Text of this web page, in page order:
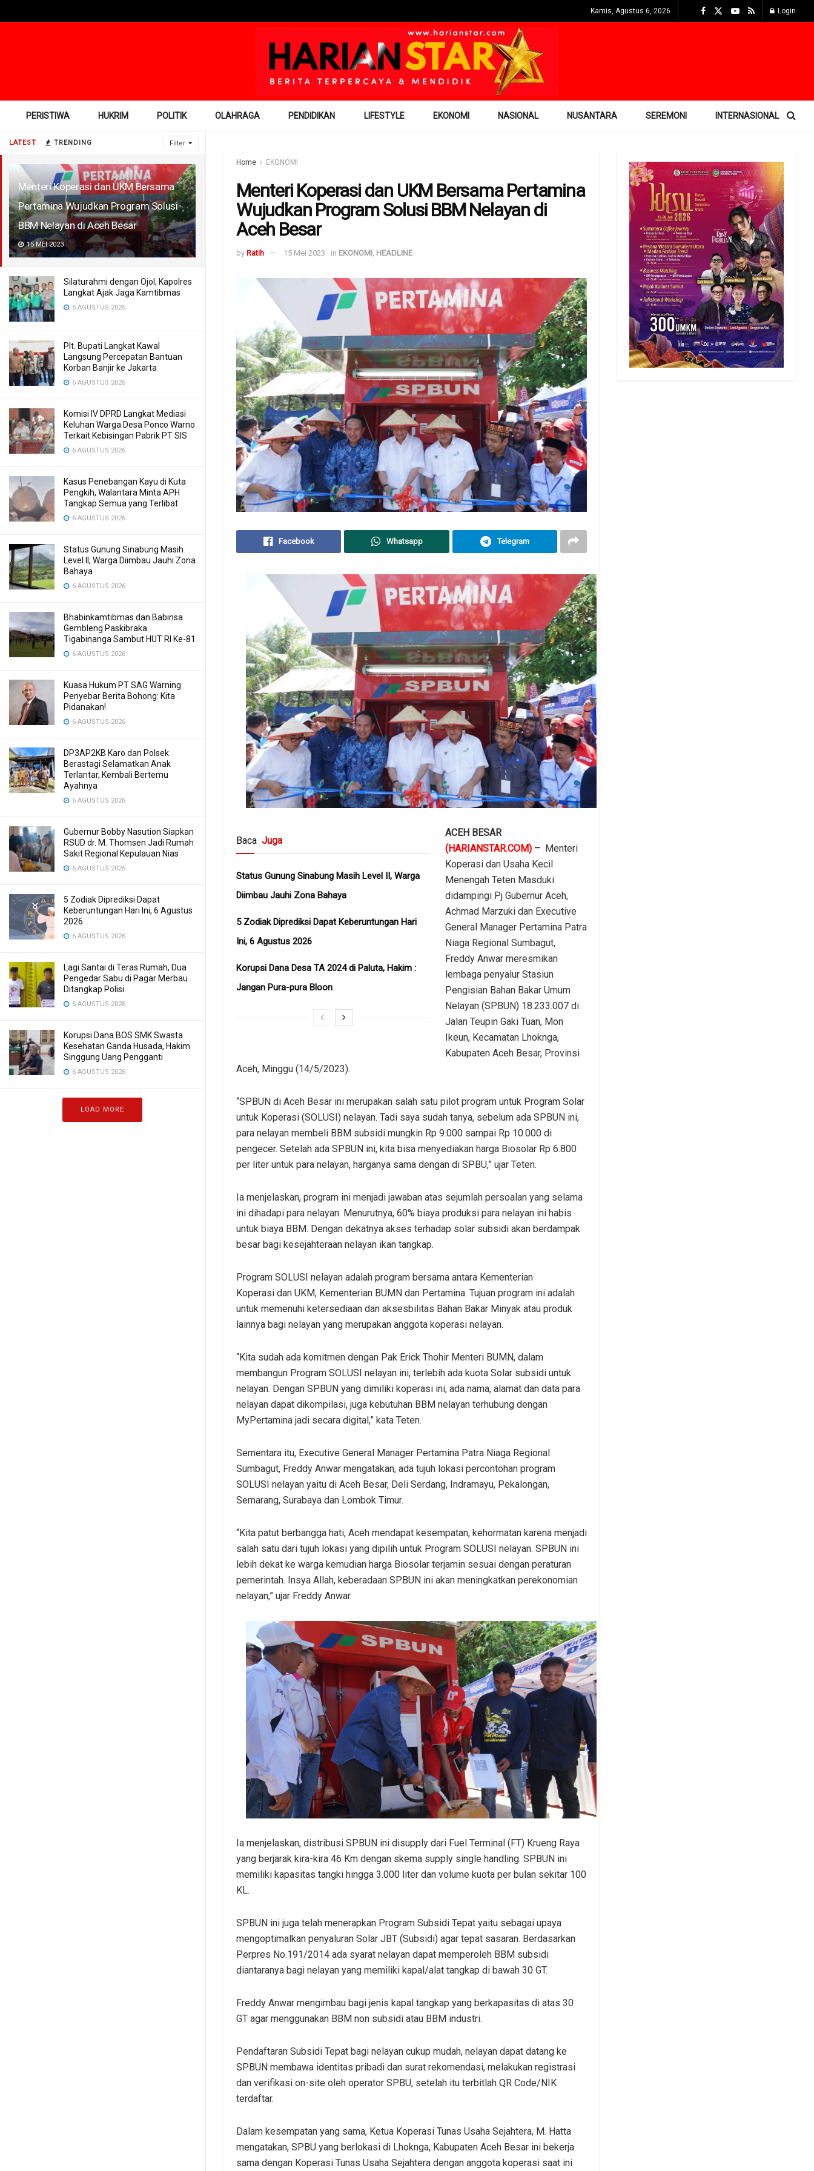
LATEST TRENDING Filter
Menteri Koperasi dan UKM Bersama
Pertamina Wujudkan Program Solusi
BBM Nelayan di Aceh Besar
15 MEI 2023
Silaturahmi dengan Ojol, Kapolres
Langkat Ajak Jaga Kamtibmas
6 AGUSTUS 2026
Plt. Bupati Langkat Kawal
Langsung Percepatan Bantuan
Korban Banjir ke Jakarta
6 AGUSTUS 2026
Komisi IV DPRD Langkat Mediasi
Keluhan Warga Desa Ponco Warno
Terkait Kebisingan Pabrik PT SIS
6 AGUSTUS 2026
Kasus Penebangan Kayu di Kuta
Pengkih, Walantara Minta APH
Tangkap Semua yang Terlibat
6 AGUSTUS 2026
Status Gunung Sinabung Masih
Level II, Warga Diimbau Jauhi Zona
Bahaya
6 AGUSTUS 2026
Bhabinkamtibmas dan Babinsa
Gembleng Paskibraka
Tigabinanga Sambut HUT RI Ke-81
6 AGUSTUS 2026
Kuasa Hukum PT SAG Warning
Penyebar Berita Bohong: Kita
Pidanakan!
6 AGUSTUS 2026
DP3AP2KB Karo dan Polsek
Berastagi Selamatkan Anak
Terlantar, Kembali Bertemu
Ayahnya
6 AGUSTUS 2026
Gubernur Bobby Nasution Siapkan
RSUD dr. M. Thomsen Jadi Rumah
Sakit Regional Kepulauan Nias
6 AGUSTUS 2026
5 Zodiak Diprediksi Dapat
Keberuntungan Hari Ini, 6 Agustus
2026
6 AGUSTUS 2026
Lagi Santai di Teras Rumah, Dua
Pengedar Sabu di Pagar Merbau
Ditangkap Polisi
6 AGUSTUS 2026
Korupsi Dana BOS SMK Swasta
Kesehatan Ganda Husada, Hakim
Singgung Uang Pengganti
6 AGUSTUS 2026
LOAD MORE
Kamis, Agustus 6, 2026 Login
PERISTIWA HUKRIM POLITIK OLAHRAGA PENDIDIKAN LIFESTYLE EKONOMI NASIONAL NUSANTARA SEREMONI INTERNASIONAL
Home EKONOMI
Menteri Koperasi dan UKM Bersama Pertamina
Wujudkan Program Solusi BBM Nelayan di
Aceh Besar
by Ratih 15 Mei 2023 in EKONOMI, HEADLINE
Facebook Whatsapp Telegram
Baca Juga
Status Gunung Sinabung Masih Level II, Warga
Diimbau Jauhi Zona Bahaya
5 Zodiak Diprediksi Dapat Keberuntungan Hari
Ini, 6 Agustus 2026
Korupsi Dana Desa TA 2024 di Paluta, Hakim :
Jangan Pura-pura Bloon
ACEH BESAR
(HARIANSTAR.COM) – Menteri
Koperasi dan Usaha Kecil
Menengah Teten Masduki
didampingi Pj Gubernur Aceh,
Achmad Marzuki dan Executive
General Manager Pertamina Patra
Niaga Regional Sumbagut,
Freddy Anwar meresmikan
lembaga penyalur Stasiun
Pengisian Bahan Bakar Umum
Nelayan (SPBUN) 18.233.007 di
Jalan Teupin Gaki Tuan, Mon
Ikeun, Kecamatan Lhoknga,
Kabupaten Aceh Besar, Provinsi
Aceh, Minggu (14/5/2023).
“SPBUN di Aceh Besar ini merupakan salah satu pilot program untuk Program Solar
untuk Koperasi (SOLUSI) nelayan. Tadi saya sudah tanya, sebelum ada SPBUN ini,
para nelayan membeli BBM subsidi mungkin Rp 9.000 sampai Rp 10.000 di
pengecer. Setelah ada SPBUN ini, kita bisa menyediakan harga Biosolar Rp 6.800
per liter untuk para nelayan, harganya sama dengan di SPBU,” ujar Teten.
Ia menjelaskan, program ini menjadi jawaban atas sejumlah persoalan yang selama
ini dihadapi para nelayan. Menurutnya, 60% biaya produksi para nelayan ini habis
untuk biaya BBM. Dengan dekatnya akses terhadap solar subsidi akan berdampak
besar bagi kesejahteraan nelayan ikan tangkap.
Program SOLUSI nelayan adalah program bersama antara Kementerian
Koperasi dan UKM, Kementerian BUMN dan Pertamina. Tujuan program ini adalah
untuk memenuhi ketersediaan dan aksesbilitas Bahan Bakar Minyak atau produk
lainnya bagi nelayan yang merupakan anggota koperasi nelayan.
“Kita sudah ada komitmen dengan Pak Erick Thohir Menteri BUMN, dalam
membangun Program SOLUSI nelayan ini, terlebih ada kuota Solar subsidi untuk
nelayan. Dengan SPBUN yang dimiliki koperasi ini, ada nama, alamat dan data para
nelayan dapat dikompilasi, juga kebutuhan BBM nelayan terhubung dengan
MyPertamina jadi secara digital,” kata Teten.
Sementara itu, Executive General Manager Pertamina Patra Niaga Regional
Sumbagut, Freddy Anwar mengatakan, ada tujuh lokasi percontohan program
SOLUSI nelayan yaitu di Aceh Besar, Deli Serdang, Indramayu, Pekalongan,
Semarang, Surabaya dan Lombok Timur.
“Kita patut berbangga hati, Aceh mendapat kesempatan, kehormatan karena menjadi
salah satu dari tujuh lokasi yang dipilih untuk Program SOLUSI nelayan. SPBUN ini
lebih dekat ke warga kemudian harga Biosolar terjamin sesuai dengan peraturan
pemerintah. Insya Allah, keberadaan SPBUN ini akan meningkatkan perekonomian
nelayan,” ujar Freddy Anwar.
Ia menjelaskan, distribusi SPBUN ini disupply dari Fuel Terminal (FT) Krueng Raya
yang berjarak kira-kira 46 Km dengan skema supply single handling. SPBUN ini
memiliki kapasitas tangki hingga 3.000 liter dan volume kuota per bulan sekitar 100
KL.
SPBUN ini juga telah menerapkan Program Subsidi Tepat yaitu sebagai upaya
mengoptimalkan penyaluran Solar JBT (Subsidi) agar tepat sasaran. Berdasarkan
Perpres No.191/2014 ada syarat nelayan dapat memperoleh BBM subsidi
diantaranya bagi nelayan yang memiliki kapal/alat tangkap di bawah 30 GT.
Freddy Anwar mengimbau bagi jenis kapal tangkap yang berkapasitas di atas 30
GT agar menggunakan BBM non subsidi atau BBM industri.
Pendaftaran Subsidi Tepat bagi nelayan cukup mudah, nelayan dapat datang ke
SPBUN membawa identitas pribadi dan surat rekomendasi, melakukan registrasi
dan verifikasi on-site oleh operator SPBU, setelah itu terbitlah QR Code/NIK
terdaftar.
Dalam kesempatan yang sama, Ketua Koperasi Tunas Usaha Sejahtera, M. Hatta
mengatakan, SPBU yang berlokasi di Lhoknga, Kabupaten Aceh Besar ini bekerja
sama dengan Koperasi Tunas Usaha Sejahtera dengan anggota koperasi saat ini